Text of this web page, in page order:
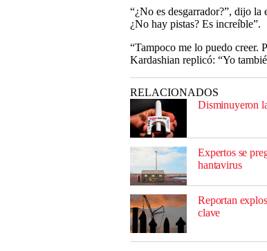
“¿No es desgarrador?”, dijo la
¿No hay pistas? Es increíble”.
“Tampoco me lo puedo creer.
Kardashian replicó: “Yo
RELACIONADOS
Disminuyeron
Expertos se
hantavirus
Reportan
clave